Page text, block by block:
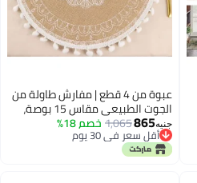
عبوة من 4 قطع | مفارش طاولة من
الجوت الطبيعي مقاس 15 بوصة،
مزينة بتطريز ماندالا أبيض، مفارش
طاولة دائرية ريفية منسوجة من
الخيش مع شرابات وحواف مزينة
جنيه865
1,065خصم 18%أقل سعر في 30 يوم
توصيل مجاني
أقل سعر في 30 يوم